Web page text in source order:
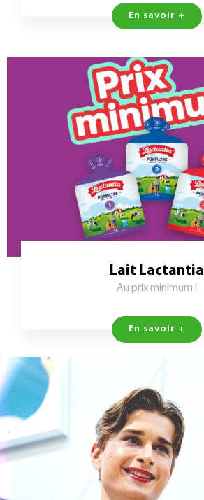
En savoir +
Lait Lactantia
Au prix minimum !
En savoir +